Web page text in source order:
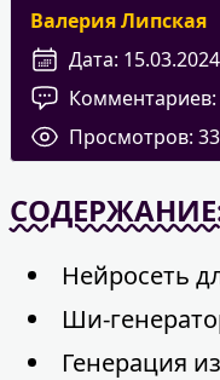
Валерия Липская
Дата: 15.03.2024
Комментариев:
Просмотров:
Нейросеть
Ши-
Генерация